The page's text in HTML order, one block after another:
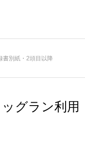
書別紙・2頭目以降
グラン利用